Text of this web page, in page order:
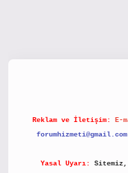
Reklam ve İletişim: E-
forumhizmeti@gmail.com
Yasal Uyarı:
Sitemiz,